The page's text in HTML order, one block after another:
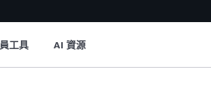
工具 AI 資源